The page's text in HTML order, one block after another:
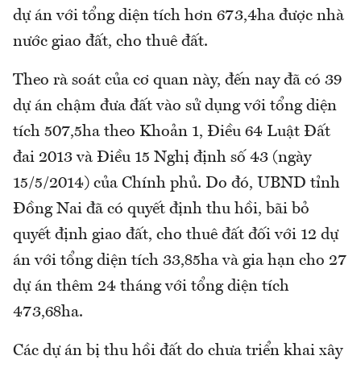
dự án với tổng diện tích hơn 673,4ha được nhà
nước giao đất, cho thuê đất.
Theo rà soát của cơ quan này, đến nay đã có 39
dự án chậm đưa đất vào sử dụng với tổng diện
tích 507,5ha theo Khoản 1, Điều 64 Luật Đất
đai 2013 và Điều 15 Nghị định số 43 (ngày
15/5/2014) của Chính phủ. Do đó, UBND tỉnh
Đồng Nai đã có quyết định thu hồi, bãi bỏ
quyết định giao đất, cho thuê đất đối với 12 dự
án với tổng diện tích 33,85ha và gia hạn cho 27
dự án thêm 24 tháng với tổng diện tích
473,68ha.
Các dự án bị thu hồi đất do chưa triển khai xây